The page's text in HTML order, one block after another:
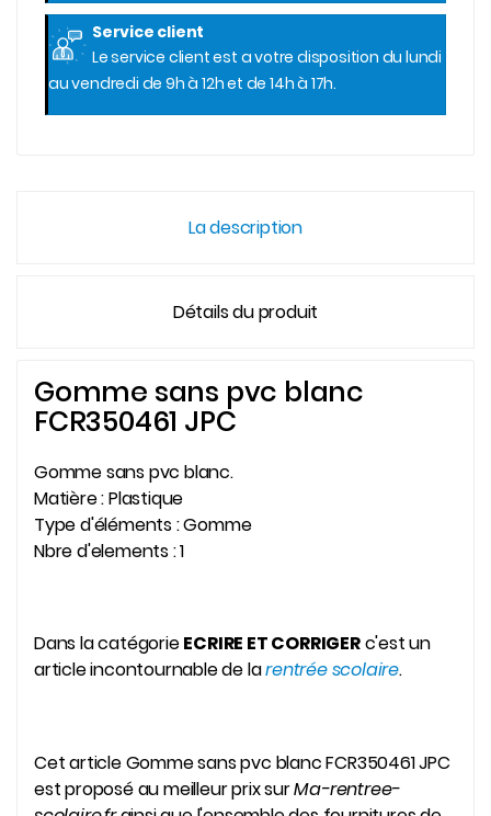
Service client
Le service client est a votre disposition du lundi
au vendredi de 9h à 12h et de 14h à 17h.
La description
Détails du produit
Gomme sans pvc blanc
FCR350461 JPC
Gomme sans pvc blanc.
Matière : Plastique
Type d'éléments : Gomme
Nbre d'elements : 1
Dans la catégorieECRIRE ET CORRIGERc'est un
article incontournable de larentrée scolaire.
Cet article Gomme sans pvc blanc FCR350461 JPC
est proposé au meilleur prix surMa-rentree-